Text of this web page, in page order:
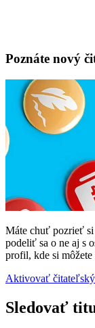
Poznáte nový
Máte chuť pozrieť si
podeliť sa o ne aj s
profil, kde si
Aktivovať
Sledovať